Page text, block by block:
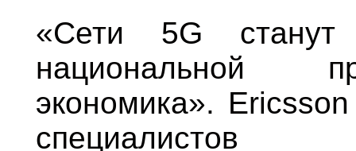
«Cети 5G
национальной
экономика». Ericsson